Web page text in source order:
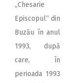
„Chesarie
Episcopul“ din
Buzău în anul
1993, după
care, în
perioada 1993